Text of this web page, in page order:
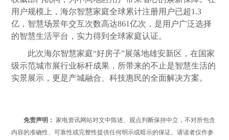
用户规模上，海尔智慧家庭全球累计注册用户已超1.3
亿，智慧场景年交互次数高达861亿次，是用户广泛选择
的智慧生活平台，实力得到全球家庭认证。
此次海尔智慧家庭“好房子”展落地雄安新区，在国家
级示范城市展行业标杆成果，所带来的不止是智慧生活的
实景展示，更是产城融合、科技惠民的全面解决方案。
免责声明： 家电资讯网站对文中陈述、观点判断保持中立，不对所包含
内容的准确性、可靠性或完整性提供任何明示或暗示的保证。请读者仅作参